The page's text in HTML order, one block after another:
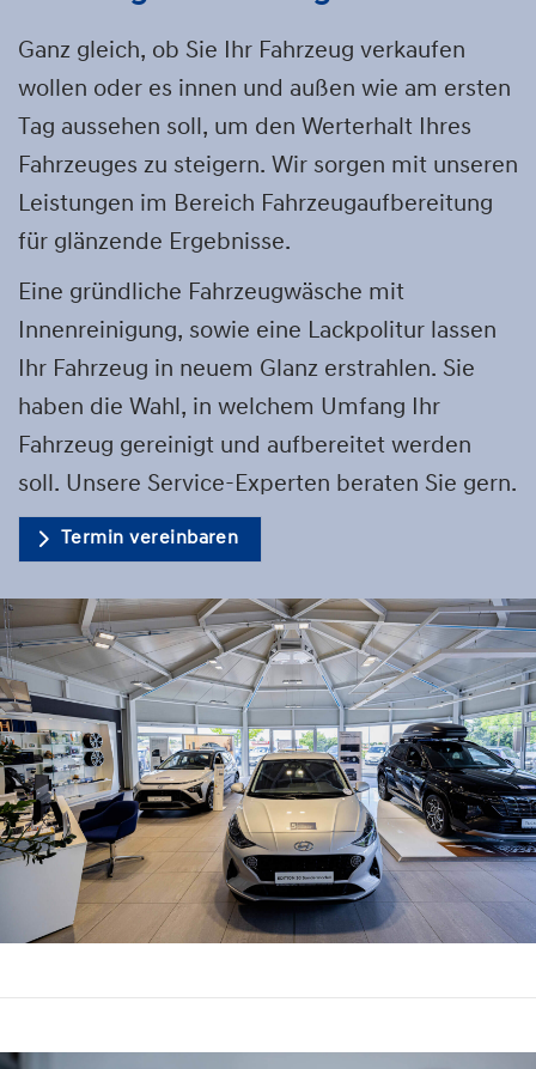
Ganz gleich, ob Sie Ihr Fahrzeug verkaufen
wollen oder es innen und außen wie am ersten
Tag aussehen soll, um den Werterhalt Ihres
Fahrzeuges zu steigern. Wir sorgen mit unseren
Leistungen im Bereich Fahrzeugaufbereitung
für glänzende Ergebnisse.
Eine gründliche Fahrzeugwäsche mit
Innenreinigung, sowie eine Lackpolitur lassen
Ihr Fahrzeug in neuem Glanz erstrahlen. Sie
haben die Wahl, in welchem Umfang Ihr
Fahrzeug gereinigt und aufbereitet werden
soll. Unsere Service-Experten beraten Sie gern.
Termin vereinbaren